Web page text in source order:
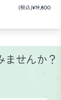
(税込)¥19,800
ませんか？